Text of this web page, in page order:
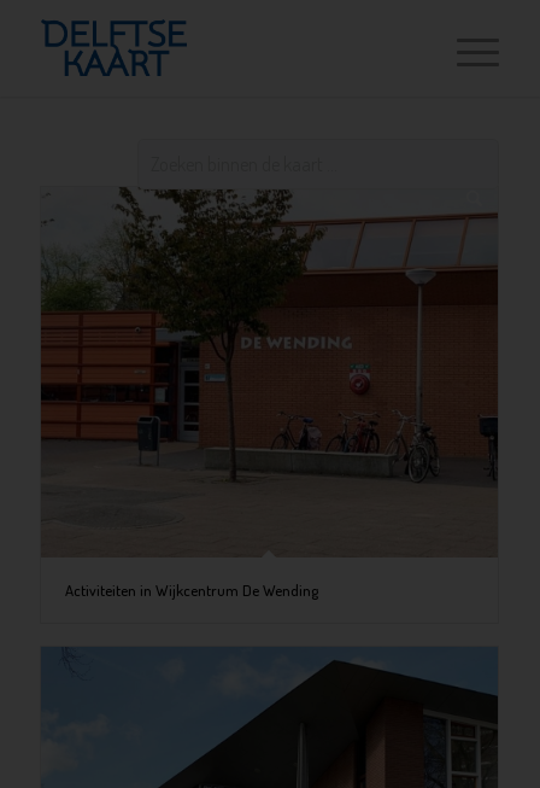
Activiteiten in Wijkcentrum De Wending